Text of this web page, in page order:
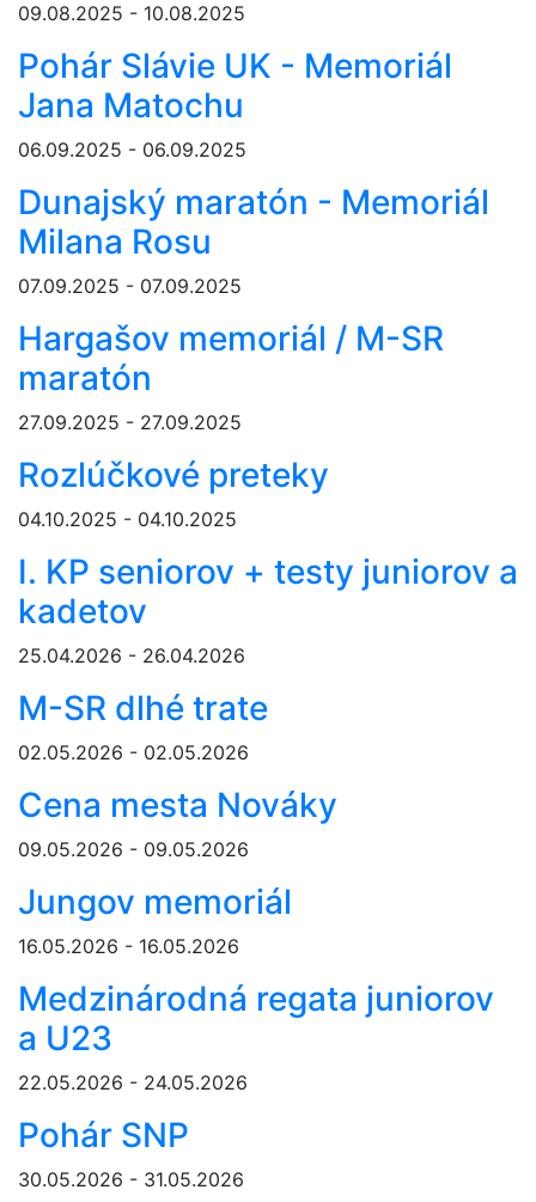
09.08.2025 - 10.08.2025
Pohár Slávie UK - Memoriál
Jana Matochu
06.09.2025 - 06.09.2025
Dunajský maratón - Memoriál
Milana Rosu
07.09.2025 - 07.09.2025
Hargašov memoriál / M-SR
maratón
27.09.2025 - 27.09.2025
Rozlúčkové preteky
04.10.2025 - 04.10.2025
I. KP seniorov + testy juniorov a
kadetov
25.04.2026 - 26.04.2026
M-SR dlhé trate
02.05.2026 - 02.05.2026
Cena mesta Nováky
09.05.2026 - 09.05.2026
Jungov memoriál
16.05.2026 - 16.05.2026
Medzinárodná regata juniorov
a U23
22.05.2026 - 24.05.2026
Pohár SNP
30.05.2026 - 31.05.2026